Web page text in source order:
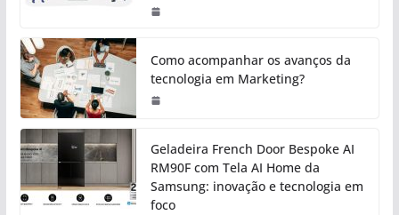
Como acompanhar os avanços da
tecnologia em Marketing?
Geladeira French Door Bespoke AI
RM90F com Tela AI Home da
Samsung: inovação e tecnologia em
foco